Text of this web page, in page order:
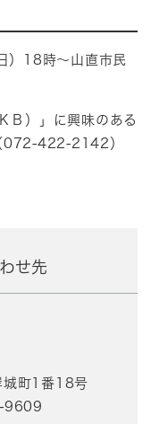
）18時～山直市民
Ｂ）」に興味のある
072-422-2142）
せ先
城町1番18号
9609